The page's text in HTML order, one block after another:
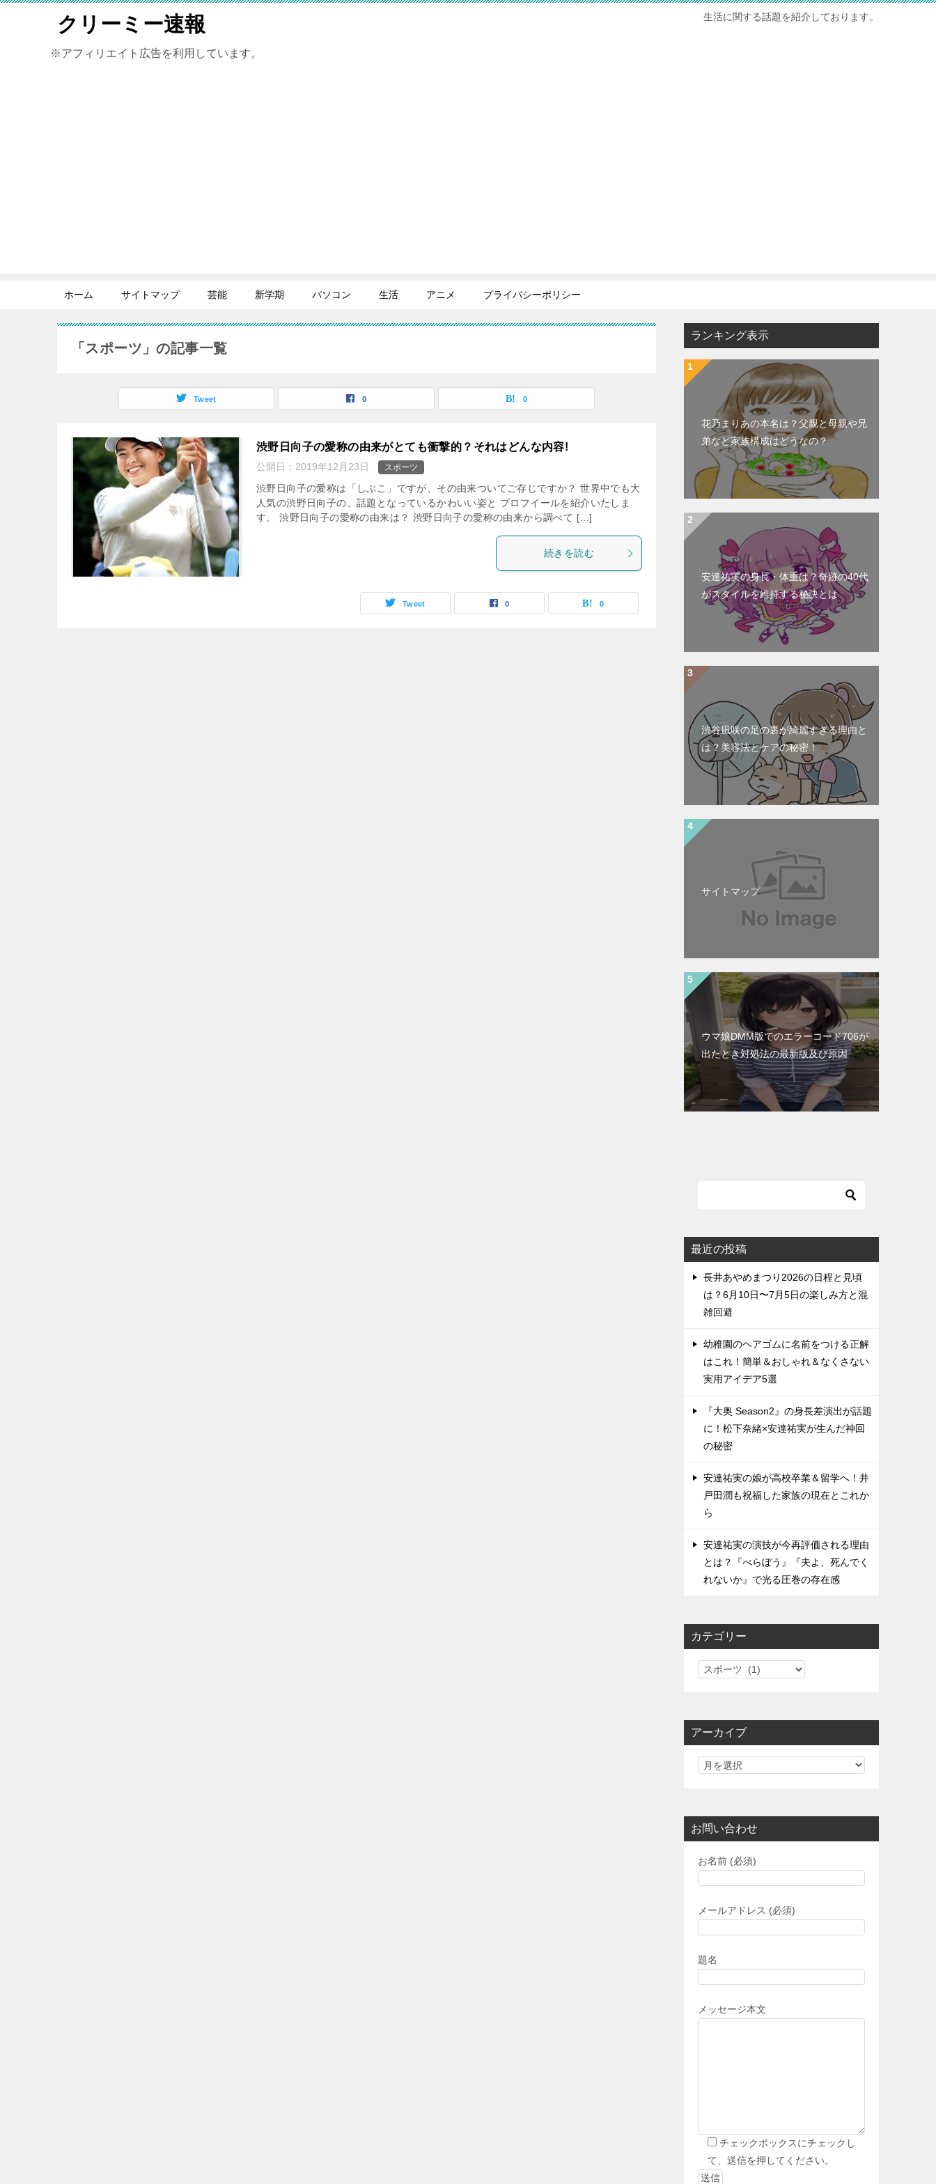
クリーミー速報 生活に関する話題を紹介しております。
※アフィリエイト広告を利用しています。
ホーム サイトマップ 芸能 新学期 パソコン 生活 アニメ プライバシーポリシー
「スポーツ」の記事一覧
Tweet 0 0
渋野日向子の愛称の由来がとても衝撃的？それはどんな内容!
公開日： 2019年12月23日 スポーツ
渋野日向子の愛称は「しぶこ」ですが、その由来ついてご存じですか？ 世界中でも大
人気の渋野日向子の、話題となっているかわいい姿と プロフイールを紹介いたしま
す。 渋野日向子の愛称の由来は？ 渋野日向子の愛称の由来から調べて […]
続きを読む
Tweet 0 0
ランキング表示
花乃まりあの本名は？父親と母親や兄
弟など家族構成はどうなの？
安達祐実の身長・体重は？奇跡の40代
がスタイルを維持する秘訣とは
渋谷凪咲の足の裏が綺麗すぎる理由と
は？美容法とケアの秘密！
サイトマップ
ウマ娘DMM版でのエラーコード706が
出たとき対処法の最新版及び原因
最近の投稿
長井あやめまつり2026の日程と見頃
は？6月10日〜7月5日の楽しみ方と混
雑回避
幼稚園のヘアゴムに名前をつける正解
はこれ！簡単＆おしゃれ＆なくさない
実用アイデア5選
『大奥 Season2』の身長差演出が話題
に！松下奈緒×安達祐実が生んだ神回
の秘密
安達祐実の娘が高校卒業＆留学へ！井
戸田潤も祝福した家族の現在とこれか
ら
安達祐実の演技が今再評価される理由
とは？『べらぼう』『夫よ、死んでく
れないか』で光る圧巻の存在感
カテゴリー
カ
リ
アーカイブ
お問い合わせ
お名前 (必須)
メールアドレス (必須)
題名
メッセージ本文
チェックボックスにチェックし
て、送信を押してください。